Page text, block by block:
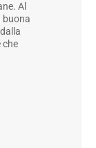
Al
buona
che